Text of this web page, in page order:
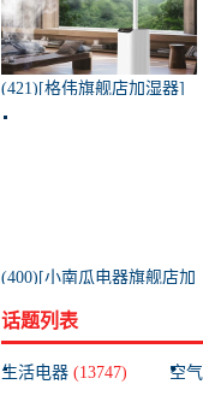
(421)[格伟旗舰店加湿器]
工业加湿器大容量空气家
(400)[小南瓜电器旗舰店加
音卧室月销量198件仅售
59.9元
话题列表
生活电器 (13747) 空